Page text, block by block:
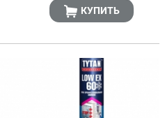
КУПИТЬ